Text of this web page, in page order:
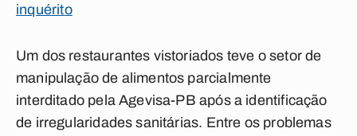
inquérito
Um dos restaurantes vistoriados teve o setor de
manipulação de alimentos parcialmente
interditado pela Agevisa-PB após a identificação
de irregularidades sanitárias. Entre os problemas